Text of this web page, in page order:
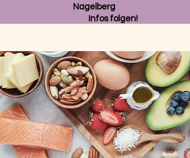
Nagelberg
Infos folgen!